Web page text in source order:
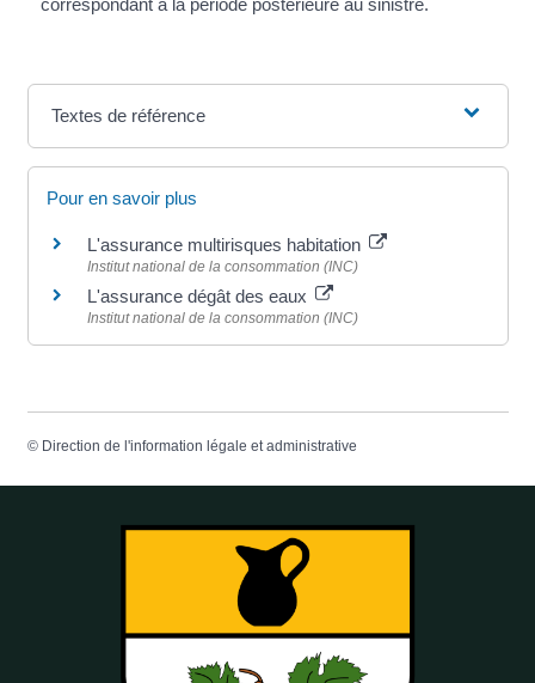
Textes de référence
Pour en savoir plus
L'assurance multirisques habitation
Institut national de la consommation (INC)
L'assurance dégât des eaux
Institut national de la consommation (INC)
© Direction de l'information légale et administrative